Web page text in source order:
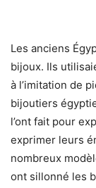
Les anciens
bijoux. Ils
à l’imitation de
bijoutiers
l’ont fait pour
exprimer leurs
nombreux
ont sillonné les